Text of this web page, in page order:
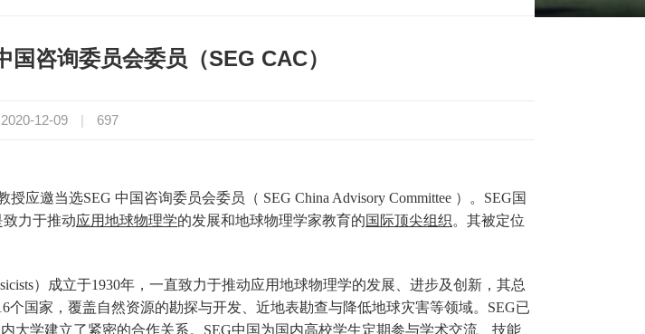
咨询委员会委员（SEG CAC）
12-09 | 697
应邀当选SEG 中国咨询委员会委员（ SEG China Advisory Committee ）。SEG国
致力于推动应用地球物理学的发展和地球物理学家教育的国际顶尖组织。其被定位
）成立于1930年，一直致力于推动应用地球物理学的发展、进步及创新，其总
个国家，覆盖自然资源的勘探与开发、近地表勘查与降低地球灾害等领域。SEG已
大学建立了紧密的合作关系。SEG中国为国内高校学生定期参与学术交流、技能